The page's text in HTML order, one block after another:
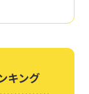
キング